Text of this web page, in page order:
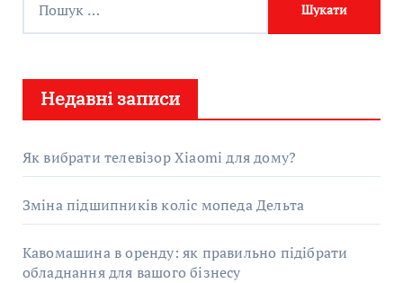
:
Недавні записи
Як вибрати телевізор Xiaomi для дому?
Зміна підшипників коліс мопеда Дельта
Кавомашина в оренду: як правильно підібрати
обладнання для вашого бізнесу